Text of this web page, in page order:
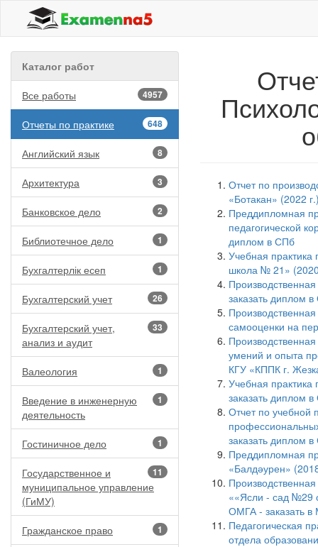
Каталог работ
4957
Все работы
648
Отчеты по практике
8
Английский язык
3
Архитектура
2
Банковское дело
1
Библиотечное дело
1
Бухгалтерлік есеп
26
Бухгалтерский учет
33
Бухгалтерский учет,
анализ и аудит
1
Валеология
1
Введение в инженерную
деятельность
1
Гостиничное дело
11
Государственное и
муниципальное управление
(ГиМУ)
1
Гражданское право
Отчет по
«Ботакан» (2022
Преддипломная
педагогической
диплом в СПб
Учебная
школа № 21»
заказать диплом
самооценки на
умений и опыта
КГУ «КППК г.
Учебная
заказать диплом
Отчет по учебной
заказать диплом
Преддипломная
«Балдәурен»
««Ясли - сад №29
ОМГА - заказать в
Педагогическая
отдела